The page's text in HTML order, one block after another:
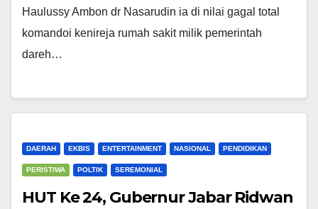
Haulussy Ambon dr Nasarudin ia di nilai gagal total
komandoi kenireja rumah sakit milik pemerintah
dareh…
DAERAH EKBIS ENTERTAINMENT NASIONAL PENDIDIKAN
PERISTIWA POLTIK SEREMONIAL
HUT Ke 24, Gubernur Jabar Ridwan